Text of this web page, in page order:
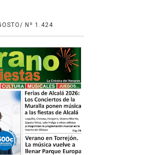
Nº 1.424